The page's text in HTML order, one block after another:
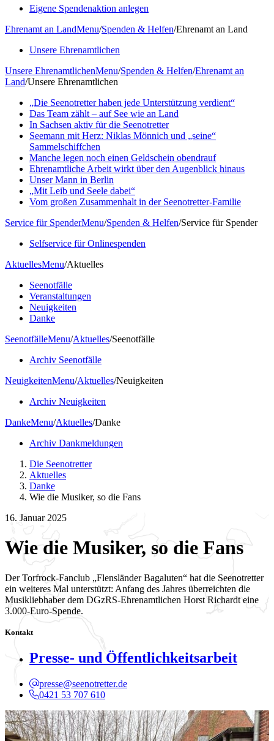
Eigene Spendenaktion anlegen
Ehrenamt an LandMenu/Spenden & Helfen/Ehrenamt an Land
Unsere Ehrenamtlichen
Unsere EhrenamtlichenMenu/Spenden & Helfen/Ehrenamt an
Land/Unsere Ehrenamtlichen
„Die Seenotretter haben jede Unterstützung verdient“
Das Team zählt – auf See wie an Land
In Sachsen aktiv für die Seenotretter
Seemann mit Herz: Niklas Mönnich und „seine“
Sammelschiffchen
Manche legen noch einen Geldschein obendrauf
Ehrenamtliche Arbeit wirkt über den Augenblick hinaus
Unser Mann in Berlin
„Mit Leib und Seele dabei“
Vom großen Zusammenhalt in der Seenotretter-Familie
Service für SpenderMenu/Spenden & Helfen/Service für Spender
Selfservice für Onlinespenden
AktuellesMenu/Aktuelles
Seenotfälle
Veranstaltungen
Neuigkeiten
Danke
SeenotfälleMenu/Aktuelles/Seenotfälle
Archiv Seenotfälle
NeuigkeitenMenu/Aktuelles/Neuigkeiten
Archiv Neuigkeiten
DankeMenu/Aktuelles/Danke
Archiv Dankmeldungen
Die Seenotretter
Aktuelles
Danke
Wie die Musiker, so die Fans
16. Januar 2025
Wie die Musiker, so die Fans
Der Torfrock-Fanclub „Flensländer Bagaluten“ hat die Seenotretter
ein weiteres Mal unterstützt: Anfang des Jahres überreichten die
Musikliebhaber dem DGzRS-Ehrenamtlichen Horst Richardt eine
3.000-Euro-Spende.
Kontakt
Presse- und Öffentlichkeitsarbeit
presse@seenotretter.de
0421 53 707 610